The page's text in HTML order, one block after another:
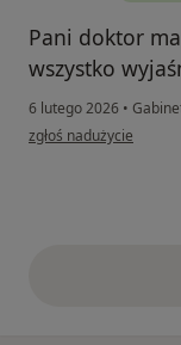
Pani doktor
wszystko
6 lutego 2026 •
w opinii użytkownika
zgłoś nadużycie